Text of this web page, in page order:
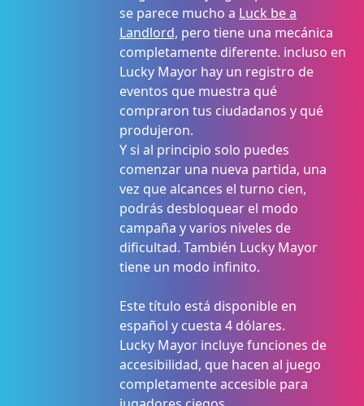
se parece mucho a Luck be a
Landlord, pero tiene una mecánica
completamente diferente. incluso en
Lucky Mayor hay un registro de
eventos que muestra qué
compraron tus ciudadanos y qué
produjeron.
Y si al principio solo puedes
comenzar una nueva partida, una
vez que alcances el turno cien,
podrás desbloquear el modo
campaña y varios niveles de
dificultad. También Lucky Mayor
tiene un modo infinito.
Este título está disponible en
español y cuesta 4 dólares.
Lucky Mayor incluye funciones de
accesibilidad, que hacen al juego
completamente accesible para